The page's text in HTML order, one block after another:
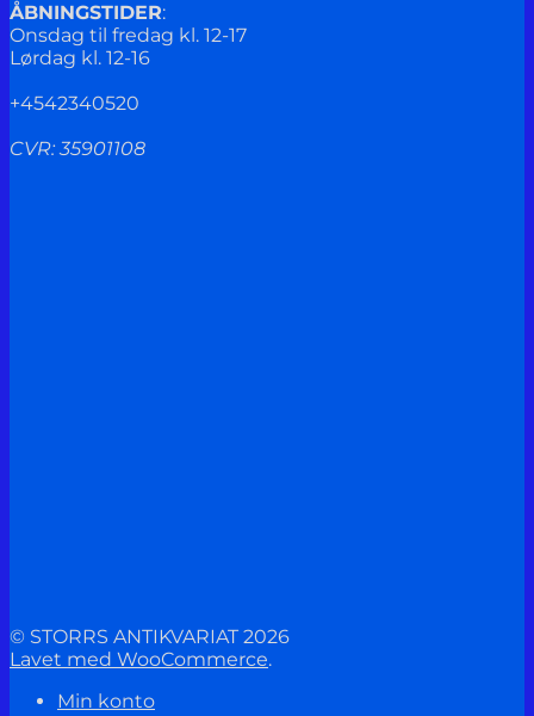
ÅBNINGSTIDER:
Onsdag til fredag kl. 12-17
Lørdag kl. 12-16
+4542340520
CVR: 35901108
© STORRS ANTIKVARIAT 2026
Lavet med WooCommerce.
Min konto